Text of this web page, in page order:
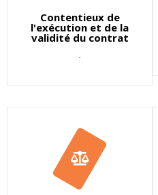
Contentieux de
l'exécution et de la
validité du contrat
.